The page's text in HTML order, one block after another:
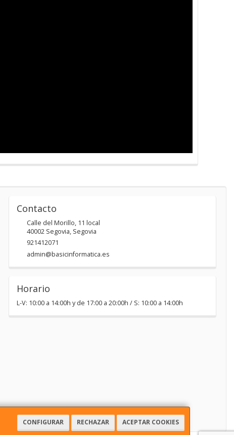
CONFIGURAR RECHAZAR ACEPTAR COOKIES
Contacto
Calle del Morillo, 11 local
40002 Segovia, Segovia
921412071
admin@basicinformatica.es
Horario
L-V: 10:00 a 14:00h y de 17:00 a 20:00h / S: 10:00 a 14:00h